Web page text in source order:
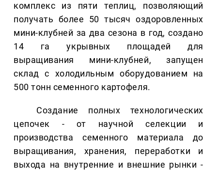
комплекс из пяти теплиц, позволяющий
получать более 50 тысяч оздоровленных
мини-клубней за два сезона в год, создано
14 га укрывных площадей для
выращивания мини-клубней, запущен
склад с холодильным оборудованием на
500 тонн семенного картофеля.
Создание полных технологических
цепочек - от научной селекции и
производства семенного материала до
выращивания, хранения, переработки и
выхода на внутренние и внешние рынки -